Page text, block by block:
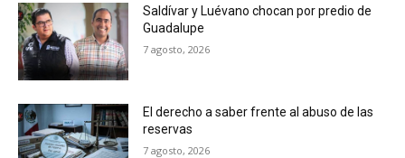
Saldívar y Luévano chocan por predio de
Guadalupe
7 agosto, 2026
El derecho a saber frente al abuso de las
reservas
7 agosto, 2026